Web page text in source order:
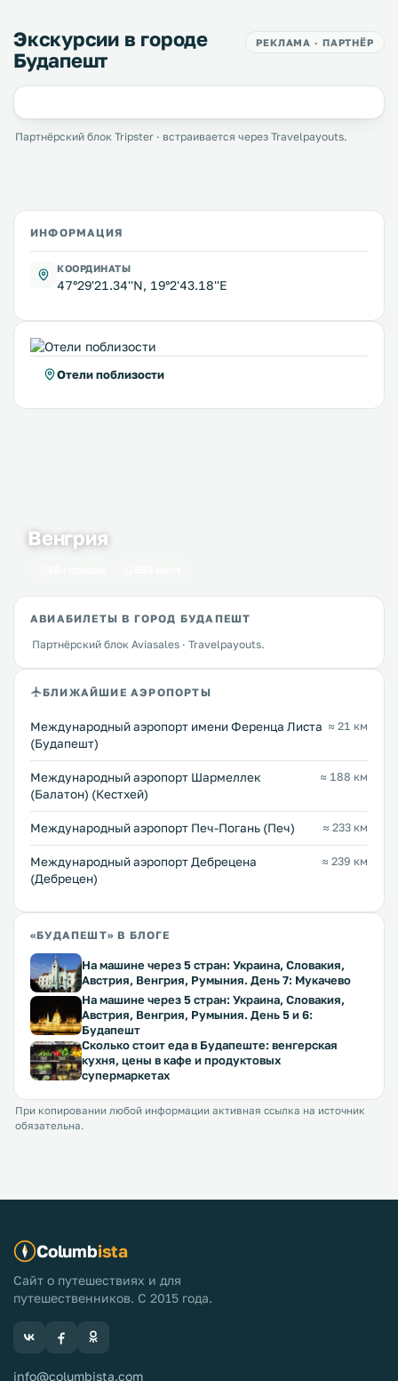
Экскурсии в городе
Будапешт
РЕКЛАМА · ПАРТНЁР
Партнёрский блок Tripster · встраивается через Travelpayouts.
ИНФОРМАЦИЯ
КООРДИНАТЫ
47°29'21.34''N, 19°2'43.18''E
Отели поблизости
Венгрия
АВИАБИЛЕТЫ В ГОРОД БУДАПЕШТ
Партнёрский блок Aviasales · Travelpayouts.
БЛИЖАЙШИЕ АЭРОПОРТЫ
Международный аэропорт имени Ференца Листа
(Будапешт)
≈ 21 км
Международный аэропорт Шармеллек
(Балатон) (Кестхей)
≈ 188 км
Международный аэропорт Печ-Погань (Печ) ≈ 233 км
Международный аэропорт Дебрецена
(Дебрецен)
≈ 239 км
«БУДАПЕШТ» В БЛОГЕ
На машине через 5 стран: Украина, Словакия,
Австрия, Венгрия, Румыния. День 7: Мукачево
На машине через 5 стран: Украина, Словакия,
Австрия, Венгрия, Румыния. День 5 и 6:
Будапешт
Сколько стоит еда в Будапеште: венгерская
кухня, цены в кафе и продуктовых
супермаркетах
При копировании любой информации активная ссылка на источник
обязательна.
Columbista
Сайт о путешествиях и для
путешественников. С 2015 года.
info@columbista.com